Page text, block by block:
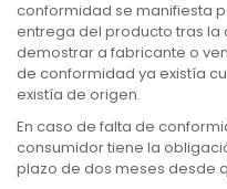
conformidad se manifiesta
entrega del producto tras
demostrar a fabricante o
de conformidad ya existía
existía de origen.
En caso de falta de
consumidor tiene la
plazo de dos meses desde